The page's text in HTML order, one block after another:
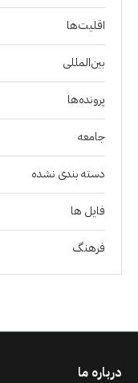
اقلیت‌ها
بین‌المللی
پرونده‌ها
جامعه
دسته بندی نشده
فايل ها
فرهنگ
درباره ما